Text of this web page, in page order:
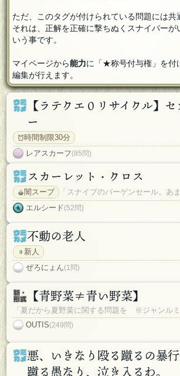
ただ、このタグが付けられている問題には共
それは、正解を正確に撃ちぬくスナイパーが
いう事です。
マイページから能力に「★称号付与権」を付
編集が行えます。
【ラテクエ０リサイクル】
ー
時間制限30分
レアスカーフ(85問)
スカーレット・クロス
闇スープ
エルシード(52問)
不動の老人
新人
ぜろにょん(1問)
【青野菜≠青い野菜】
OUTIS(249問)
悪、いきなり殴る蹴るの暴
蹴る愚なり、泣き入るわ。